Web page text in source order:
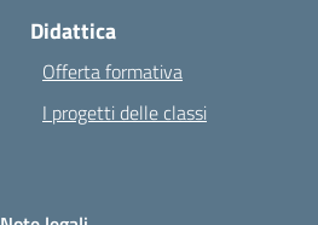
Didattica
Offerta formativa
I progetti delle classi